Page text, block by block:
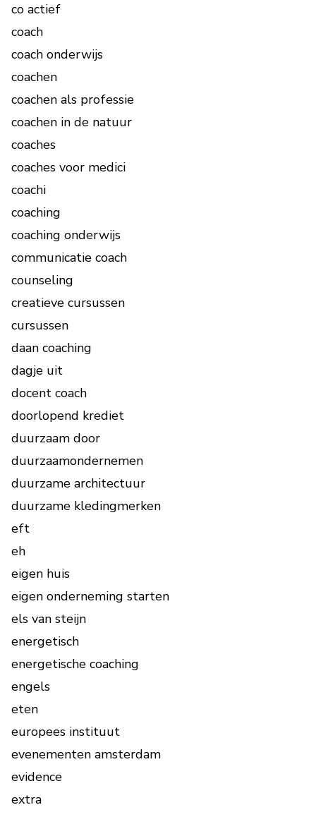
co actief
coach
coach onderwijs
coachen
coachen als professie
coachen in de natuur
coaches
coaches voor medici
coachi
coaching
coaching onderwijs
communicatie coach
counseling
creatieve cursussen
cursussen
daan coaching
dagje uit
docent coach
doorlopend krediet
duurzaam door
duurzaamondernemen
duurzame architectuur
duurzame kledingmerken
eft
eh
eigen huis
eigen onderneming starten
els van steijn
energetisch
energetische coaching
engels
eten
europees instituut
evenementen amsterdam
evidence
extra